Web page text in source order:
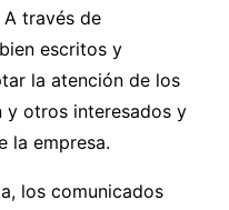
través de
escritos y
la atención de los
y otros interesados y
la empresa.
los comunicados